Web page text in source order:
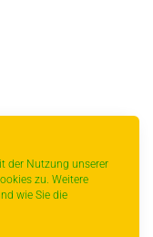
der Nutzung unserer
zu. Weitere
wie Sie die